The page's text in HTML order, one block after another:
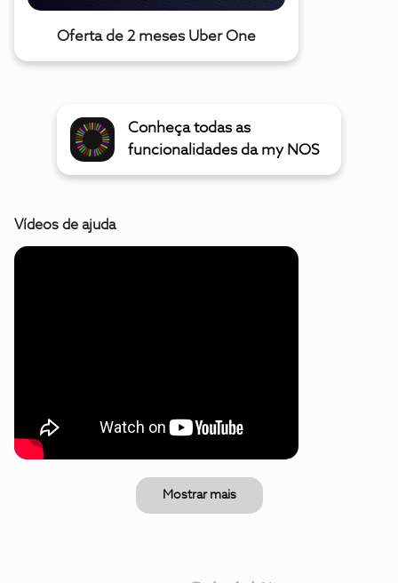
Oferta de 2 meses Uber One
Conheça todas as
funcionalidades da my NOS
Vídeos de ajuda
Mostrar mais